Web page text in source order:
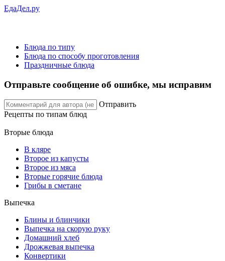
ЕдаДел.ру
Блюда по типу
Блюда по способу проготовления
Праздничные блюда
Отправьте сообщение об ошибке, мы исправим
Отправить
Рецепты по типам блюд
Вторые блюда
В кляре
Второе из капусты
Второе из мяса
Вторые горячие блюда
Грибы в сметане
Выпечка
Блины и блинчики
Выпечка на скорую руку
Домашний хлеб
Дрожжевая выпечка
Конвертики